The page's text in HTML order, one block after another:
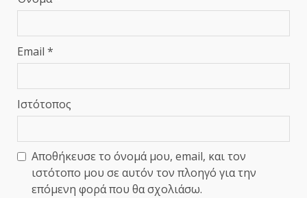
Email *
Ιστότοπος
Αποθήκευσε το όνομά μου, email, και τον
ιστότοπο μου σε αυτόν τον πλοηγό για την
επόμενη φορά που θα σχολιάσω.